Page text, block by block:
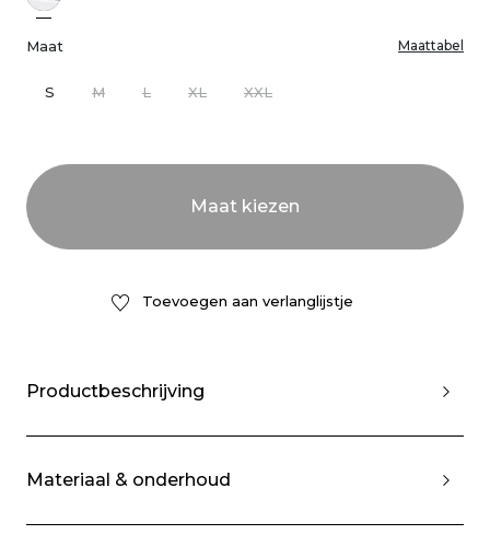
Maat Maattabel
S M L XL XXL
Toevoegen aan verlanglijstje
Productbeschrijving
Materiaal & onderhoud